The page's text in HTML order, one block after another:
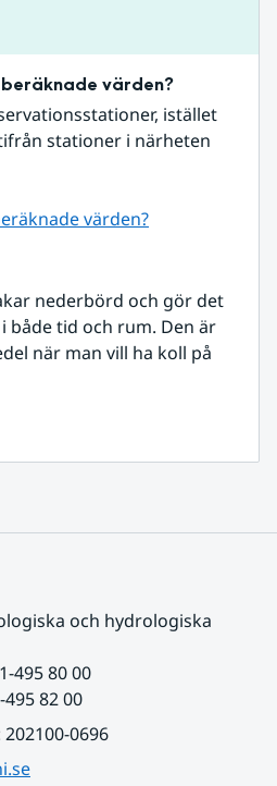
värden?
istället
stationer i närheten
värden?
nederbörd och gör det
både tid och rum. Den är
när man vill ha koll på
och hydrologiska
495 80 00
82 00
0696